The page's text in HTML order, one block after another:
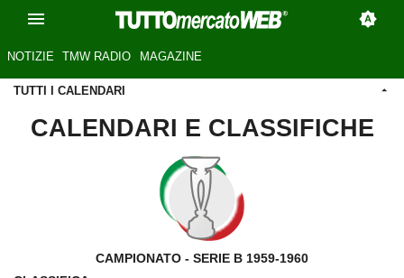
NOTIZIE TMW RADIO MAGAZINE
TUTTI I CALENDARI
CALENDARI E CLASSIFICHE
CAMPIONATO - SERIE B 1959-1960